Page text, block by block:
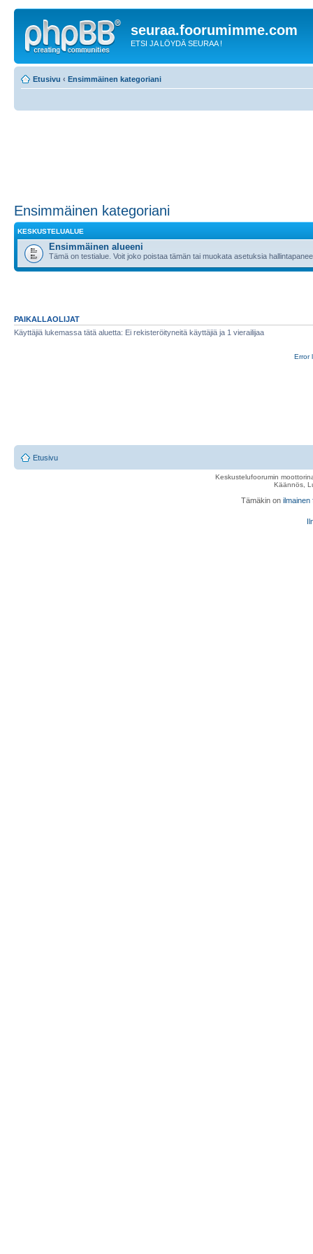
seuraa.foorumimme.com
ETSI JA LÖYDÄ SEURAA !
Etusivu ‹ Ensimmäinen kategoriani
Ensimmäinen kategoriani
KESKUSTELUALUE
Ensimmäinen alueeni
Tämä on testialue. Voit joko poistaa tämän tai muokata asetuksia
PAIKALLAOLIJAT
Käyttäjiä lukemassa tätä aluetta: Ei rekisteröityneitä käyttäjiä ja 1 vierailijaa
Error
Etusivu
Keskustelufoorumin
Käännös,
Tämäkin on ilmainen